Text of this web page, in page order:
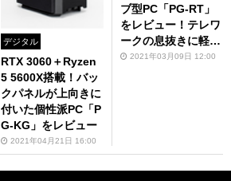
デジタル
RTX 3060＋Ryzen
5 5600X搭載！バッ
クパネルが上向きに
付いた個性派PC「P
G-KG」をレビュー
2021年04月21日 16:00
ブ型PC「PG-RT」
をレビュー！テレワ
ークの息抜きに軽い
PCゲームも楽しめ
2021年03月09日 12:00